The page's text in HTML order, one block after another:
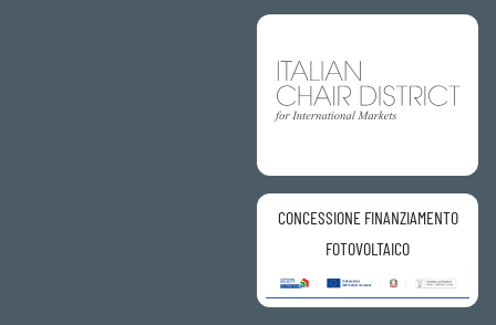
CONCESSIONE FINANZIAMENTO
FOTOVOLTAICO